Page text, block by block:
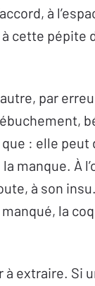
à
cette pépite
par
: elle peut
manque. À
à son insu.
la
à extraire. Si